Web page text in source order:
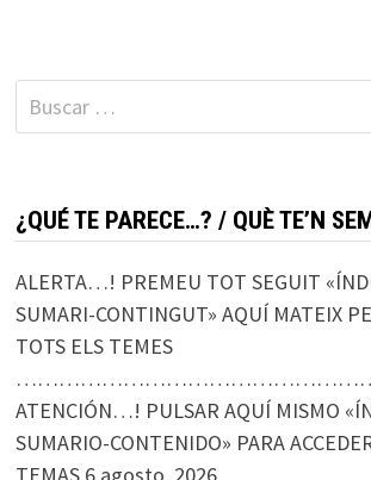
Buscar:
¿QUÉ TE PARECE…? / QUÈ TE’N
ALERTA…! PREMEU TOT SEGUIT
SUMARI-CONTINGUT» AQUÍ MATEIX
TOTS ELS TEMES
ATENCIÓN…! PULSAR AQUÍ MISMO
SUMARIO-CONTENIDO» PARA